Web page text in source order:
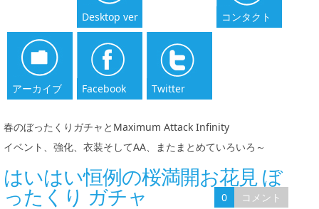
Desktop ver コンタクト
アーカイブ Facebook Twitter
春のぼったくりガチャとMaximum Attack Infinity
イベント、強化、衣装そしてAA、またまとめていろいろ～
はいはい恒例の桜満開お花見 ぼ
ったくり ガチャ 0
コメント